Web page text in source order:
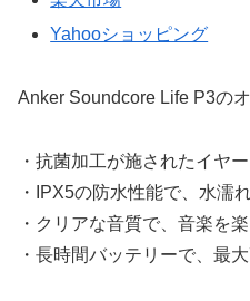
Yahooショッピング
Anker Soundcore Life P3の
・抗菌加工が施されたイヤ
・IPX5の防水性能で、水濡
・クリアな音質で、音楽を
・長時間バッテリーで、最